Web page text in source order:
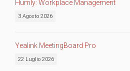
Humly: Workplace Management
3 Agosto 2026
Yealink MeetingBoard Pro
22 Luglio 2026